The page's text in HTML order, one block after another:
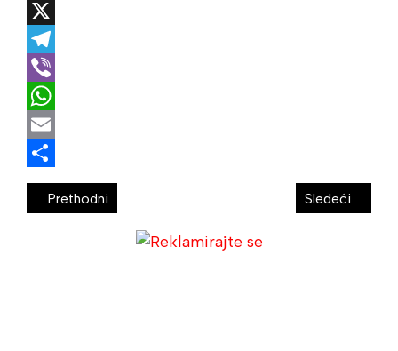
Facebook
X
Telegram
Viber
WhatsApp
Email
Share
Prethodni Sledeći